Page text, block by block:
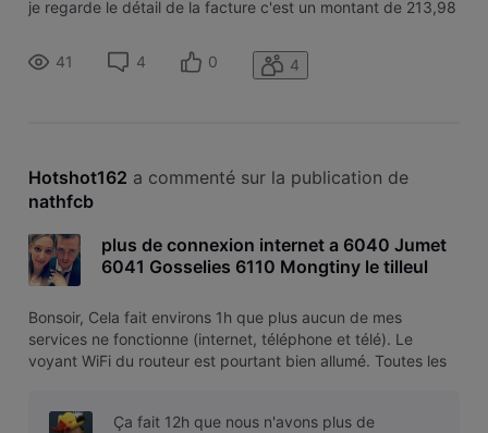
je regarde le détail de la facture c'est un montant de 213,98
kit CPL + adaptateur supplémentaire alors que ceux-ci on
41 4 0 4
Hotshot162 a commenté sur la publication de
nathfcb
plus de connexion internet a 6040 Jumet
6041 Gosselies 6110 Mongtiny le tilleul
Bonsoir, Cela fait environs 1h que plus aucun de mes
services ne fonctionne (internet, téléphone et télé). Le
voyant WiFi du routeur est pourtant bien allumé. Toutes les
Ça fait 12h que nous n'avons plus de